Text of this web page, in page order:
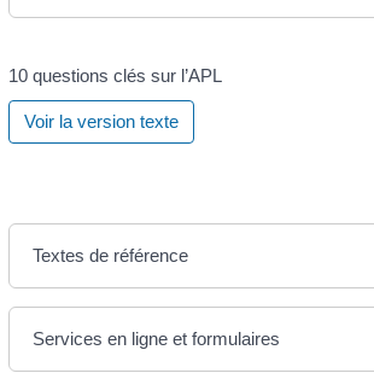
10 questions clés sur l’APL
Voir la version texte
Textes de référence
Services en ligne et formulaires